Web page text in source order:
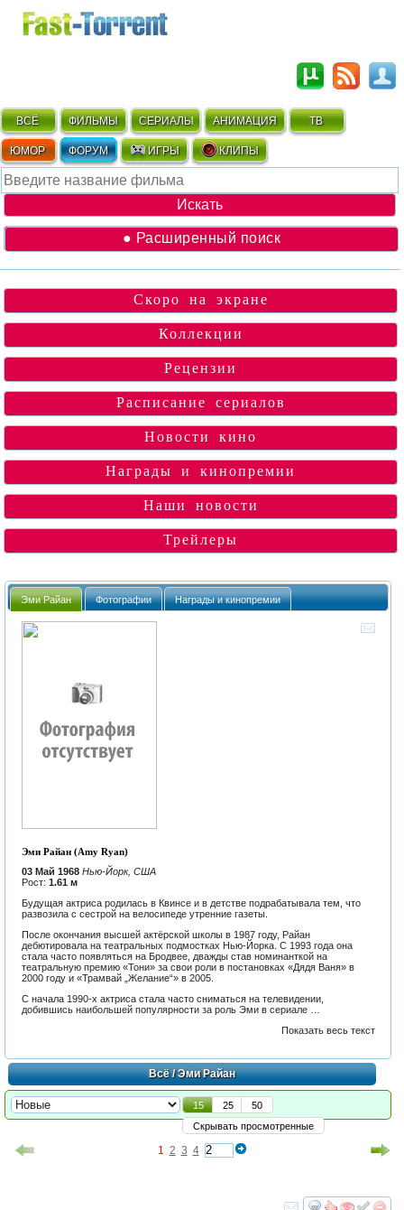
ВСЁ ФИЛЬМЫ СЕРИАЛЫ АНИМАЦИЯ ТВ
ЮМОР ФОРУМ ИГРЫ КЛИПЫ
● Расширенный поиск
Скоро на экране
Коллекции
Рецензии
Расписание сериалов
Новости кино
Награды и кинопремии
Наши новости
Трейлеры
Эми Райан Фотографии Награды и кинопремии
Эми Райан (Amy Ryan)
03 Май 1968 Нью-Йорк, США
Рост: 1.61 м
Будущая актриса родилась в Квинсе и в детстве подрабатывала тем, что
развозила с сестрой на велосипеде утренние газеты.
После окончания высшей актёрской школы в 1987 году, Райан
дебютировала на театральных подмостках Нью-Йорка. С 1993 года она
стала часто появляться на Бродвее, дважды став номинанткой на
театральную премию «Тони» за свои роли в постановках «Дядя Ваня» в
2000 году и «Трамвай „Желание“» в 2005.
С начала 1990-х актриса стала часто сниматься на телевидении,
добившись наибольшей популярности за роль Эми в сериале …
Показать весь текст
Всё/ Эми Райан
15 25
50
Скрывать просмотренные
1 2 3 4